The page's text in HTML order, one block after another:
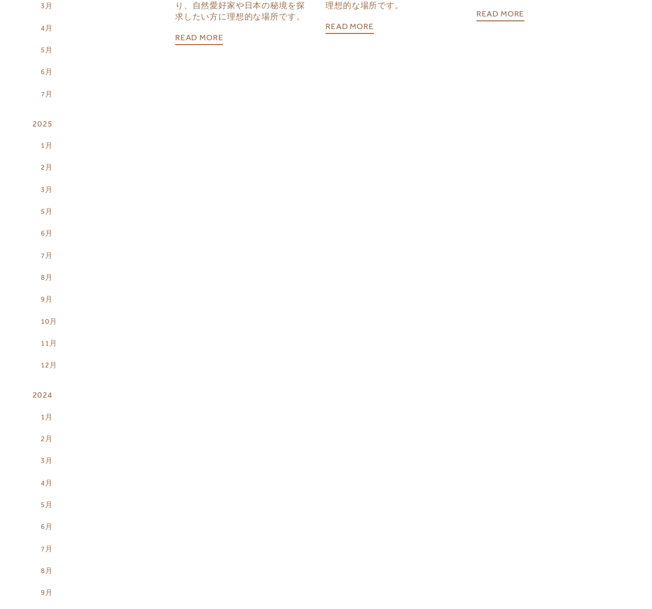
3月
4月
5月
6月
7月
2025
1月
2月
3月
5月
6月
7月
8月
9月
10月
11月
12月
2024
1月
2月
3月
4月
5月
6月
7月
8月
9月
り、自然愛好家や日本の秘境を探
求したい方に理想的な場所です。
READ MORE
理想的な場所です。
READ MORE
READ MORE